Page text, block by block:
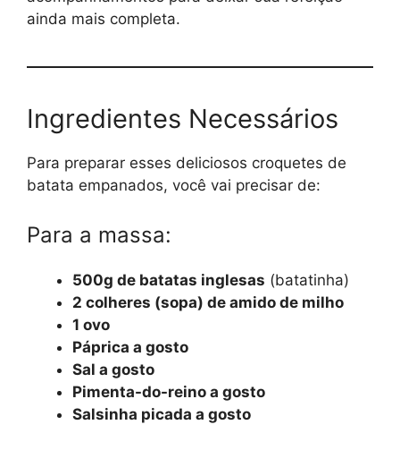
ainda mais completa.
Ingredientes Necessários
Para preparar esses deliciosos croquetes de
batata empanados, você vai precisar de:
Para a massa:
500g de batatas inglesas (batatinha)
2 colheres (sopa) de amido de milho
1 ovo
Páprica a gosto
Sal a gosto
Pimenta-do-reino a gosto
Salsinha picada a gosto